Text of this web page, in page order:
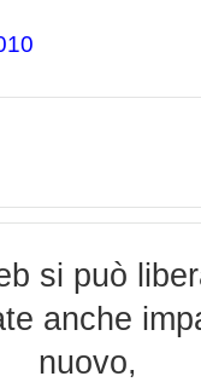
si può
anche
nuovo,